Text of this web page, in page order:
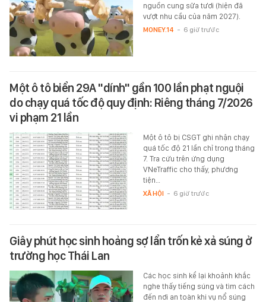
nguồn cung sữa tươi (hiện đã
vượt nhu cầu của năm 2027).
MONEY.14 - 6 giờ trước
Một ô tô biển 29A "dính" gần 100 lần phạt nguội
do chạy quá tốc độ quy định: Riêng tháng 7/2026
vi phạm 21 lần
Một ô tô bị CSGT ghi nhận chạy
quá tốc độ 21 lần chỉ trong tháng
7. Tra cứu trên ứng dụng
VNeTraffic cho thấy, phương
tiện…
XÃ HỘI - 6 giờ trước
Giây phút học sinh hoảng sợ lẩn trốn kẻ xả súng ở
trường học Thái Lan
Các học sinh kể lại khoảnh khắc
nghe thấy tiếng súng và tìm cách
đến nơi an toàn khi vụ nổ súng